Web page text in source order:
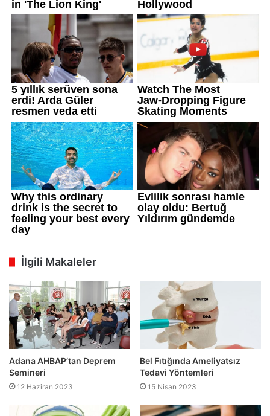
İlgili Makaleler
Adana AHBAP’tan Deprem
Semineri
12 Haziran 2023
Bel Fıtığında Ameliyatsız
Tedavi Yöntemleri
15 Nisan 2023